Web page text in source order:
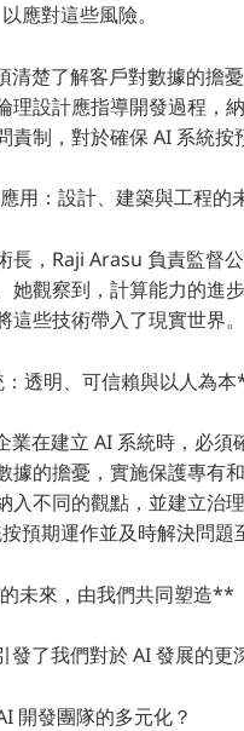
應對這些風險。
清楚了解客戶對數據的擔
理設計應指導開發過程，
責制，對於確保 AI 系統按
用：設計、建築與工程的
長，Raji Arasu 負責監督
她觀察到，計算能力的進
這些技術帶入了現實世界
透明、可信賴與以人為
業在建立 AI 系統時，必須
據的擔憂，實施保護專有
入不同的觀點，並建立治
預期運作並及時解決問題
未來，由我們共同塑造**
發了我們對於 AI 發展的更
開發團隊的多元化？